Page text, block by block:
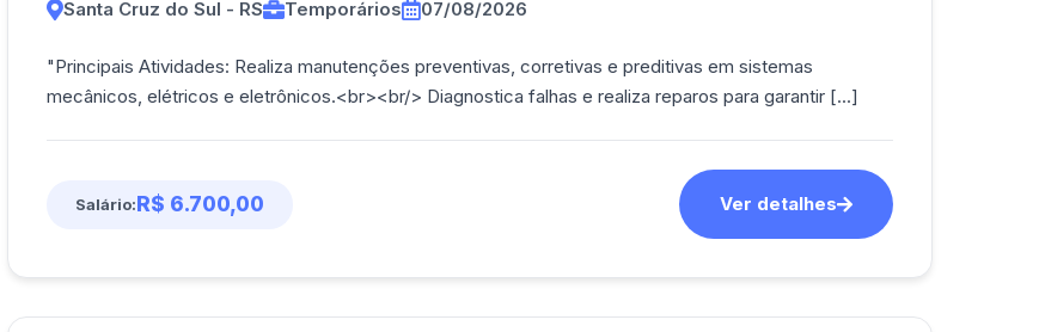
Santa Cruz do Sul - RS Temporários 07/08/2026
"Principais Atividades: Realiza manutenções preventivas, corretivas e preditivas em sistemas
mecânicos, elétricos e eletrônicos.<br><br/> Diagnostica falhas e realiza reparos para garantir [...]
Salário:R$ 6.700,00 Ver detalhes